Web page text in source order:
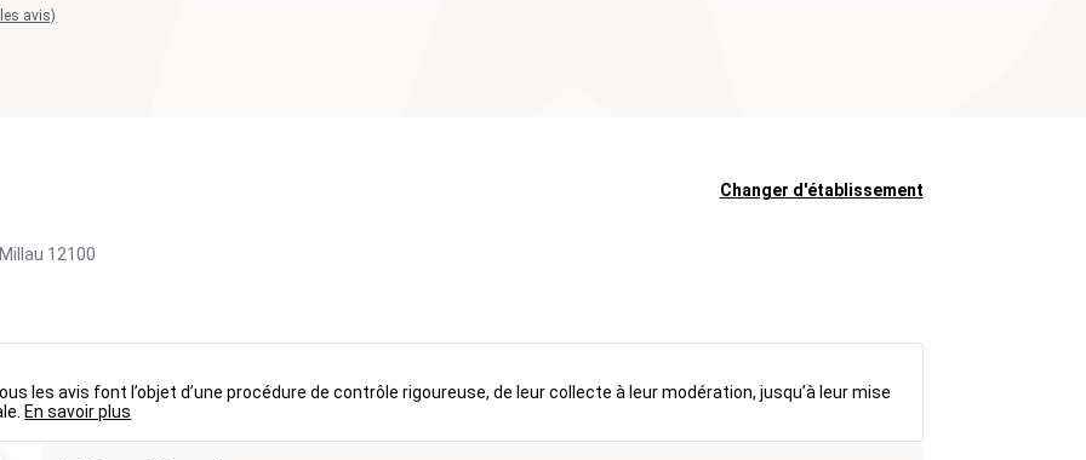
avis)
Changer d'établissement
Millau 12100
les avis font l’objet d’une procédure de contrôle rigoureuse, de leur collecte à leur modération, jusqu’à leur mise
En savoir plus